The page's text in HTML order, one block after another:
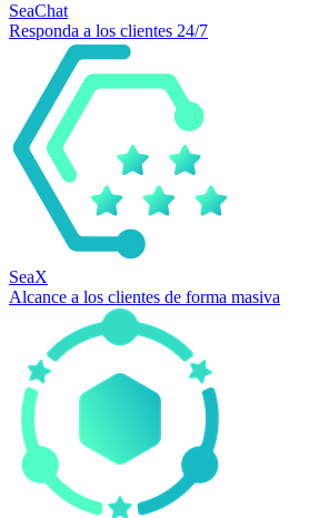
SeaChat
Responda a los clientes 24/7
SeaX
Alcance a los clientes de forma masiva